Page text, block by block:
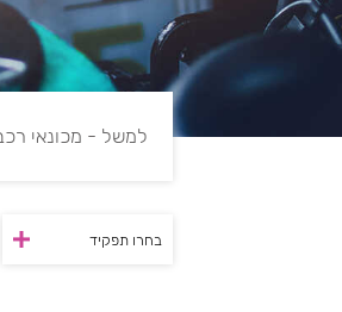
בחרו תפקיד